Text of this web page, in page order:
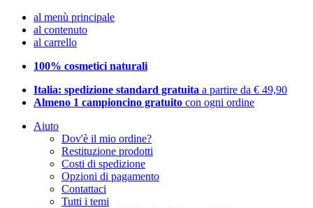
al menù principale
al contenuto
al carrello
100% cosmetici naturali
Italia: spedizione standard gratuita a partire da € 49,90
Almeno 1 campioncino gratuito con ogni ordine
Aiuto
Dov'è il mio ordine?
Restituzione prodotti
Costi di spedizione
Opzioni di pagamento
Contattaci
Tutti i temi